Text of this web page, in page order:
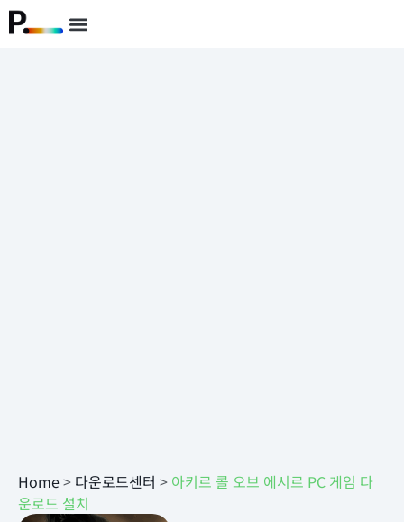
Home> 다운로드센터 > 아키르 콜 오브 에시르 PC 게임 다
운로드 설치